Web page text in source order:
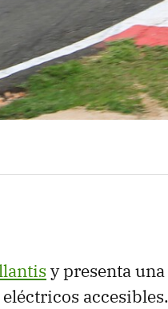
y presenta una
accesibles.